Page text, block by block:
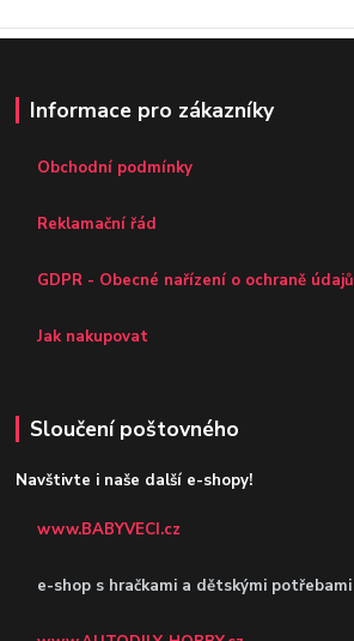
Informace pro zákazníky
Obchodní podmínky
Reklamační řád
GDPR - Obecné nařízení o ochraně údajů
Jak nakupovat
Sloučení poštovného
Navštivte i naše další e-shopy!
www.BABYVECI.cz
e-shop s hračkami a dětskými potřebami